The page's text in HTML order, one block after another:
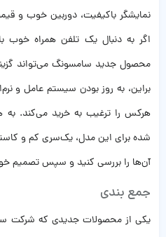
نمایشگر باکیفیت، دوربین خوب و
اگر به دنبال یک تلفن همراه خوب
محصول جدید سامسونگ می‌تواند
براین، به روز بودن سیستم عامل و
هرکس را ترغیب به خرید می‌کند. به
شده برای این مدل، یک‌سری کم و
آن‌ها را بررسی کنید و سپس تصمیم
جمع بندی
یکی از محصولات جدیدی که شرکت